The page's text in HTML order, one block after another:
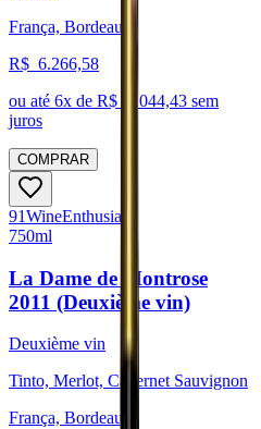
França, Bordeaux
R$ 6.266,58
ou até 6x de R$ 1.044,43 sem
juros
COMPRAR
91WineEnthusiast
750ml
La Dame de Montrose
2011 (Deuxième vin)
Deuxième vin
Tinto, Merlot, Cabernet Sauvignon
França, Bordeaux